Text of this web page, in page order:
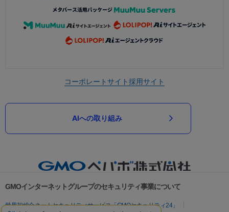
コーポレートサイト採用サイト
AIへの取り組み
GMOインターネットグループのセキュリティ事業について
世界初総合ネットセキュリティサービス「GMOセキュリティ24」